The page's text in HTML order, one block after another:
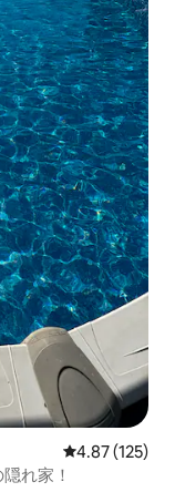
レビュー125
4.87 (125)
れ家！